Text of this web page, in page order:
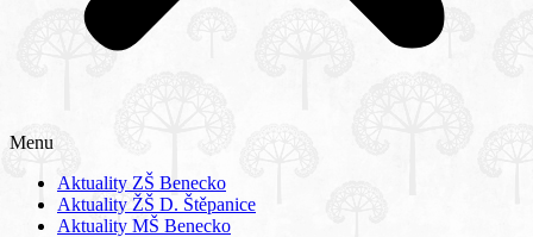
Menu
Aktuality ZŠ Benecko
Aktuality ŽŠ D. Štěpanice
Aktuality MŠ Benecko